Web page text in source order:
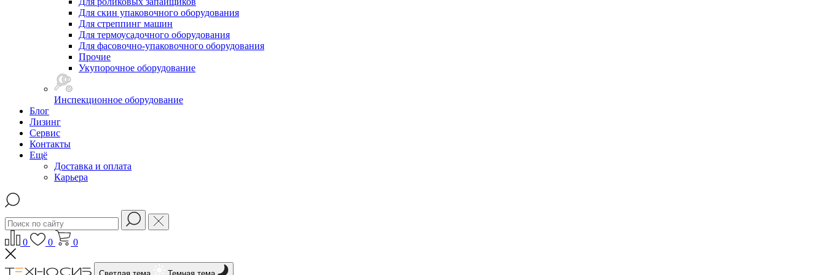
Для скин упаковочного оборудования
Для стреппинг машин
Для термоусадочного оборудования
Для фасовочно-упаковочного оборудования
Прочие
Укупорочное оборудование
Инспекционное оборудование
Блог
Лизинг
Сервис
Контакты
Ещё
Доставка и оплата
Карьера
0 0 0